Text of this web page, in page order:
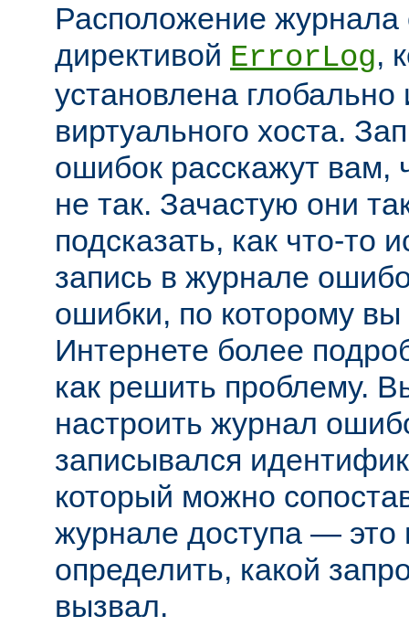
Расположение журнала
директивой ErrorLog,
установлена
виртуального хоста.
ошибок расскажут вам,
не так. Зачастую они
подсказать, как что-то
запись в журнале
ошибки, по которому
Интернете более
как решить проблему.
настроить журнал
записывался
который можно
журнале доступа — это
определить, какой
вызвал.